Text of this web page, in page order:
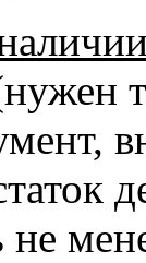
не